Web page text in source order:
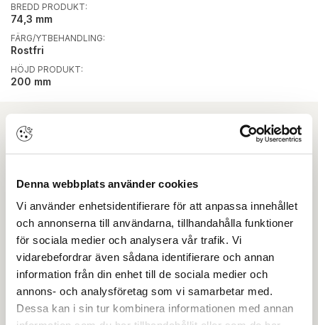
Denna webbplats använder cookies
Vi använder enhetsidentifierare för att anpassa innehållet
och annonserna till användarna, tillhandahålla funktioner
för sociala medier och analysera vår trafik. Vi
vidarebefordrar även sådana identifierare och annan
information från din enhet till de sociala medier och
annons- och analysföretag som vi samarbetar med.
Dessa kan i sin tur kombinera informationen med annan
BREDD PRODUKT:
74,3 mm
FÄRG/YTBEHANDLING:
Rostfri
HÖJD PRODUKT:
200 mm
Produktkatalog
Projekteringsguide
Ritning PDF
OBS:Vi reserverar oss för att det kan finnas
uppdaterade dokument hos leverantören. Vi jobbar